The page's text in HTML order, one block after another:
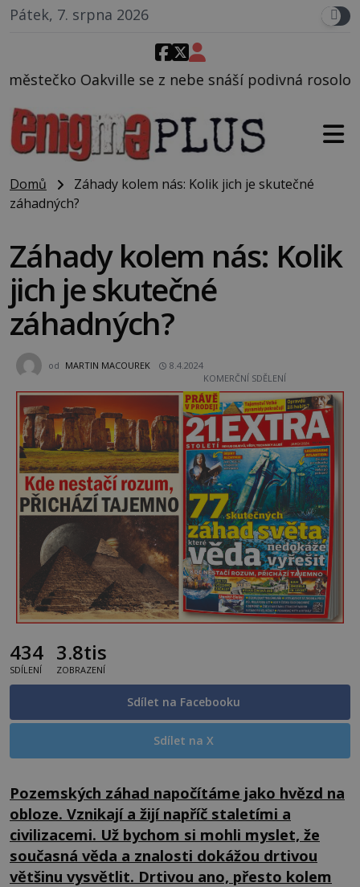
Pátek, 7. srpna 2026
nebe snáší podivná rosolovitá látka neznámého
Domů
Záhady kolem nás: Kolik jich je skutečné
záhadných?
Záhady kolem nás: Kolik
jich je skutečné
záhadných?
od MARTIN MACOUREK
8.4.2024
KOMERČNÍ SDĚLENÍ
434
SDÍLENÍ
3.8tis
ZOBRAZENÍ
Sdílet na Facebooku
Sdílet na X
Pozemských záhad napočítáme jako hvězd na
obloze. Vznikají a žijí napříč staletími a
civilizacemi. Už bychom si mohli myslet, že
současná věda a znalosti dokážou drtivou
většinu vysvětlit. Drtivou ano, přesto kolem